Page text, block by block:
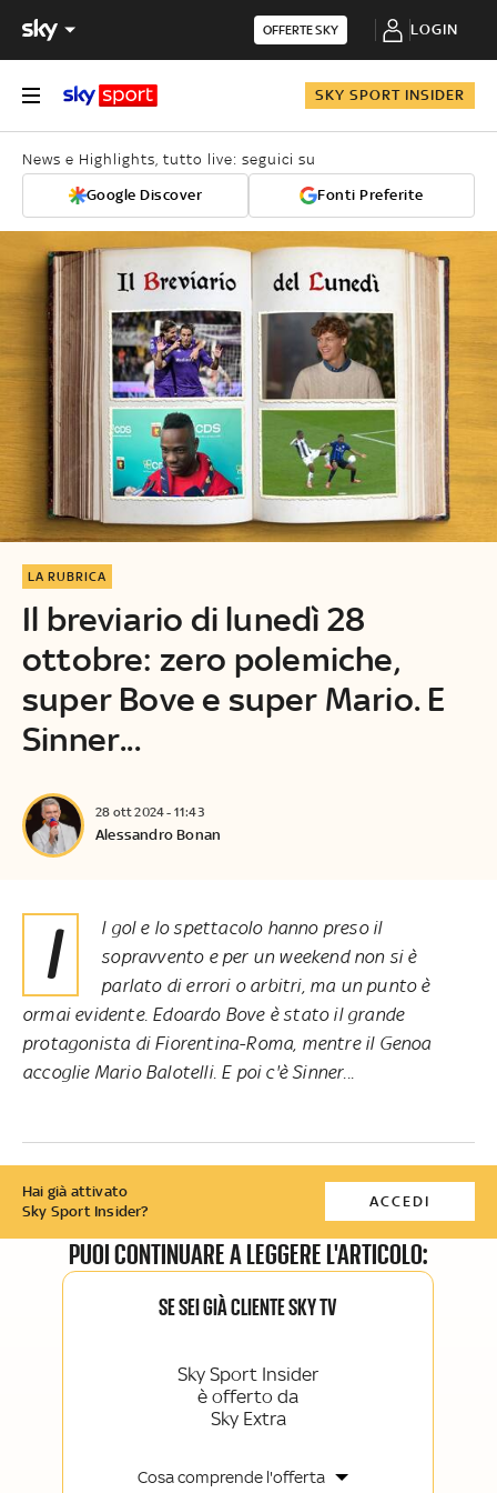
OFFERTE SKY LOGIN
SKY SPORT INSIDER
News e Highlights, tutto live: seguici su
Google Discover Fonti Preferite
Il breviario di lunedì 28
ottobre: zero polemiche,
super Bove e super Mario. E
Sinner...
LA RUBRICA
28 ott 2024 - 11:43
Alessandro Bonan
Il gol e lo spettacolo hanno preso il
sopravvento e per un weekend non si è
parlato di errori o arbitri, ma un punto è
ormai evidente. Edoardo Bove è stato il grande
protagonista di Fiorentina-Roma, mentre il Genoa
accoglie Mario Balotelli. E poi c'è Sinner...
Hai già attivato
Sky Sport Insider?
ACCEDI
PUOI CONTINUARE A LEGGERE L'ARTICOLO:
SE SEI GIÀ CLIENTE SKY TV
Sky Sport Insider
è offerto da
Sky Extra
Cosa comprende l'offerta